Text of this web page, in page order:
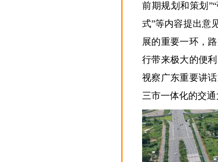
前期规划和策划
式”等内容提出意
展的重要一环，
行带来极大的便
视察广东重要讲
三市一体化的交